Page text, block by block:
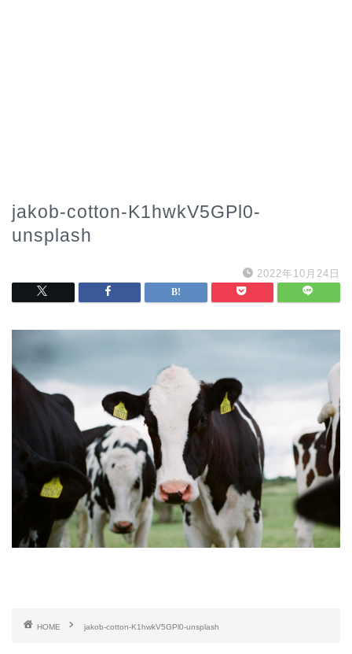
jakob-cotton-K1hwkV5GPl0-
unsplash
2022年10月24日
HOME jakob-cotton-K1hwkV5GPl0-unsplash